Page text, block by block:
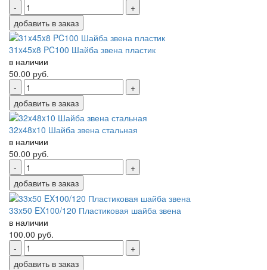
-
+
добавить в заказ
31x45x8 PC100 Шайба звена пластик
в наличии
50.00 руб.
-
+
добавить в заказ
32x48x10 Шайба звена стальная
в наличии
50.00 руб.
-
+
добавить в заказ
33x50 EX100/120 Пластиковая шайба звена
в наличии
100.00 руб.
-
+
добавить в заказ